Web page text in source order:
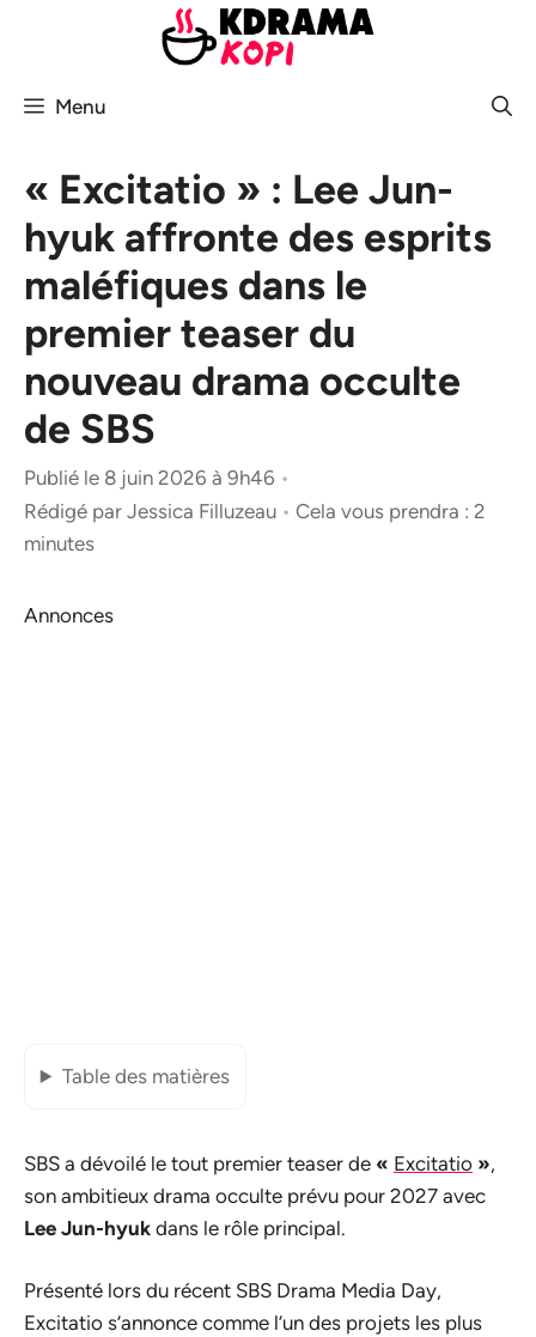
Menu
« Excitatio » : Lee Jun-
hyuk affronte des esprits
maléfiques dans le
premier teaser du
nouveau drama occulte
de SBS
Publié le 8 juin 2026 à 9h46 •
Rédigé par Jessica Filluzeau • Cela vous prendra : 2
minutes
Annonces
Table des matières
SBS a dévoilé le tout premier teaser de « Excitatio »,
son ambitieux drama occulte prévu pour 2027 avec
Lee Jun-hyuk dans le rôle principal.
Présenté lors du récent SBS Drama Media Day,
Excitatio s’annonce comme l’un des projets les plus